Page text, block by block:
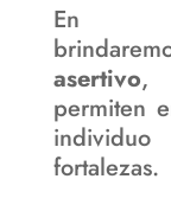
En
asertivo,
permiten
fortalezas.